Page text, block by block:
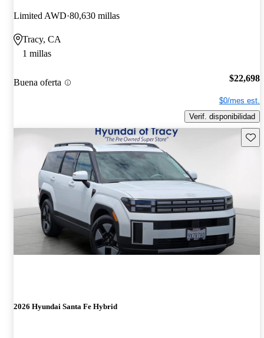
Limited AWD 80,630 millas
Tracy, CA
1 millas
Buena oferta $22,698
$0/mes est.
Verif. disponibilidad
2026 Hyundai Santa Fe Hybrid